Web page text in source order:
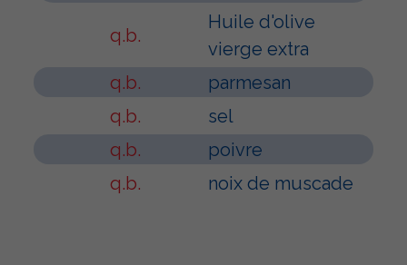
q.b.
Huile d'olive
vierge extra
q.b.
parmesan
q.b.
sel
q.b.
poivre
q.b.
noix de muscade